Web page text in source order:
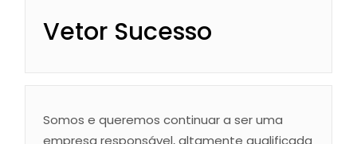
Vetor Sucesso
Somos e queremos continuar a ser uma
empresa responsável, altamente qualificada